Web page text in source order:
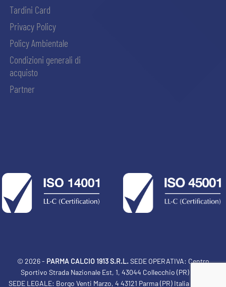
Tardini Card
Privacy Policy
Policy Ambientale
Condizioni generali di
acquisto
Partner
© 2026 - PARMA CALCIO 1913 S.R.L.SEDE OPERATIVA: Centro
Sportivo Strada Nazionale Est, 1, 43044 Collecchio (PR) Italia
SEDE LEGALE: Borgo Venti Marzo, 4 43121 Parma (PR) Italia Tel: 0521
ACCETTA E SALVA